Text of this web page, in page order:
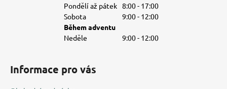
Pondělí až pátek 8:00 - 17:00
Sobota
9:00 - 12:00
Během adventu
Neděle
9:00 - 12:00
Informace pro vás